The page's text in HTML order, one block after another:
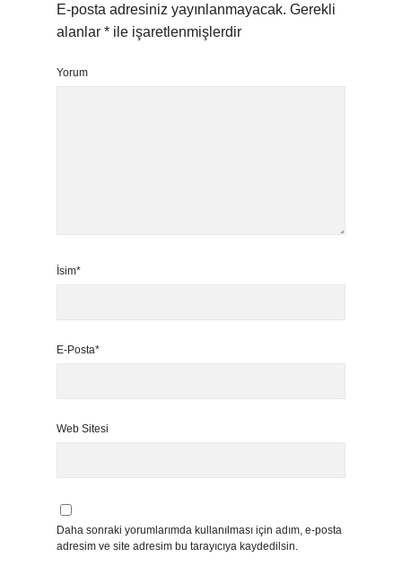
E-posta adresiniz yayınlanmayacak. Gerekli
alanlar * ile işaretlenmişlerdir
Yorum
İsim*
E-Posta*
Web Sitesi
Daha sonraki yorumlarımda kullanılması için adım, e-posta
adresim ve site adresim bu tarayıcıya kaydedilsin.